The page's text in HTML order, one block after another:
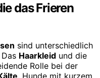
das Frieren
sind unterschiedlich
Haarkleid und die
Rolle bei der